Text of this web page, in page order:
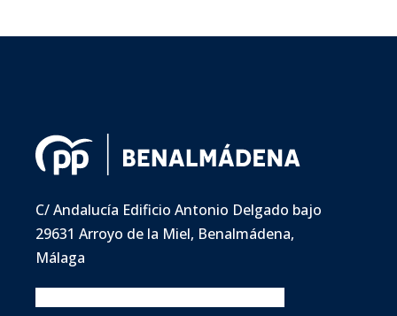
C/ Andalucía Edificio Antonio Delgado bajo
29631 Arroyo de la Miel, Benalmádena,
Málaga